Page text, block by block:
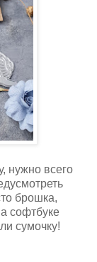
нужно всего
брошка,
софтбуке
сумочку!